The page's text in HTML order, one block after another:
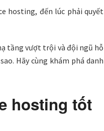
hosting, đến lúc phải quyết
tầng vượt trội và đội ngũ hỗ
Hãy cùng khám phá danh
hosting tốt